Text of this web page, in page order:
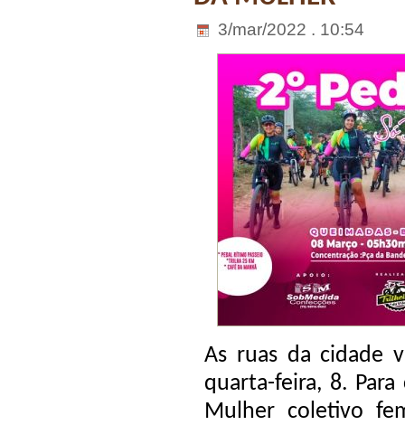
3/mar/2022 . 10:54
As ruas da cidade
quarta-feira, 8.
Mulher coletivo